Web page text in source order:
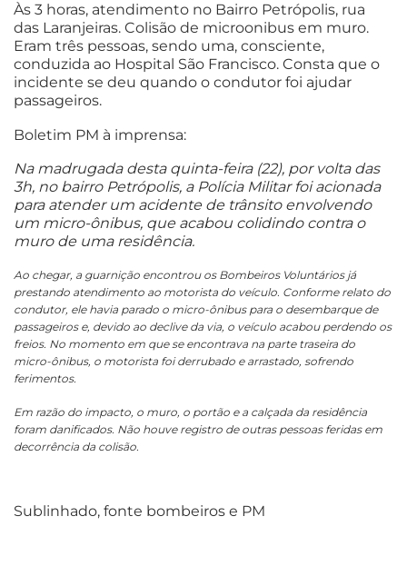
Às 3 horas, atendimento no Bairro Petrópolis, rua
das Laranjeiras. Colisão de microonibus em muro.
Eram três pessoas, sendo uma, consciente,
conduzida ao Hospital São Francisco. Consta que o
incidente se deu quando o condutor foi ajudar
passageiros.
Boletim PM à imprensa:
Na madrugada desta quinta-feira (22), por volta das
3h, no bairro Petrópolis, a Polícia Militar foi acionada
para atender um acidente de trânsito envolvendo
um micro-ônibus, que acabou colidindo contra o
muro de uma residência.
Ao chegar, a guarnição encontrou os Bombeiros Voluntários já
prestando atendimento ao motorista do veículo. Conforme relato do
condutor, ele havia parado o micro-ônibus para o desembarque de
passageiros e, devido ao declive da via, o veículo acabou perdendo os
freios. No momento em que se encontrava na parte traseira do
micro-ônibus, o motorista foi derrubado e arrastado, sofrendo
ferimentos.
Em razão do impacto, o muro, o portão e a calçada da residência
foram danificados. Não houve registro de outras pessoas feridas em
decorrência da colisão.
Sublinhado, fonte bombeiros e PM